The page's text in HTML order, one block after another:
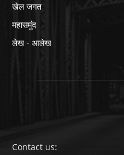
खेल जगत
महासमुंद
लेख - आलेख
Contact us: